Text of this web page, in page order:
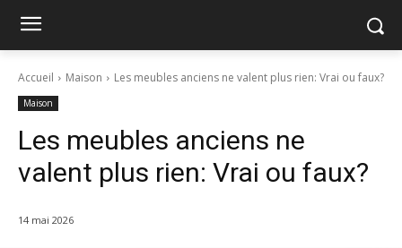
Accueil Maison Les meubles anciens ne valent plus rien: Vrai ou faux?
Maison
Les meubles anciens ne
valent plus rien: Vrai ou faux?
14 mai 2026